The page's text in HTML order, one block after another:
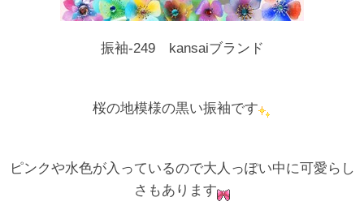
振袖-249 kansaiブランド
桜の地模様の黒い振袖です
ピンクや水色が入っているので大人っぽい中に可愛らし
さもあります